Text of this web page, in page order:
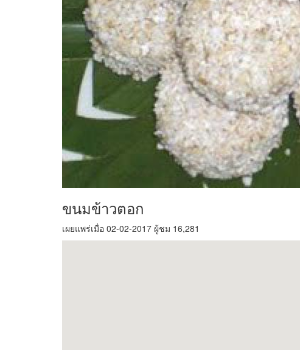
ขนมข้าวตอก
เผยแพร่เมื่อ 02-02-2017 ผู้ชม 16,281